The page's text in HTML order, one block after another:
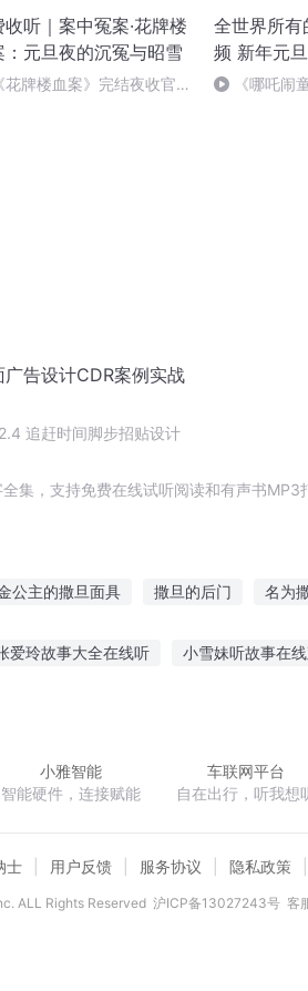
收听｜案中冤案·花牌楼
：元旦夜的沉冤与昭雪
《花牌楼血案》完结夜收官，
全世界所有
频 新年元
《哪吒闹
广告设计CDR案例实战
12.4 追赶时间脚步招贴设计
集，支持免费在线试听阅读和有声书MP3
公主的撒旦面具 撒旦的后门 名为
爱玲故事大全在线听 小雪妹听故事在
小雅智能
智能硬件，连接赋能
车联网平台
自在出行，听我想
士 用户反馈 服务协议 隐私政策
ALL Rights Reserved 沪ICP备13027243号 客